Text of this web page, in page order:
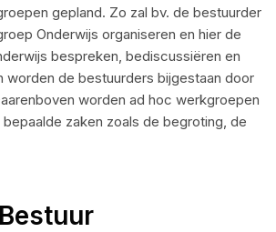
gepland. Zo zal bv. de bestuurder
Onderwijs organiseren en hier de
bespreken, bediscussiëren en
worden de bestuurders bijgestaan door
worden ad hoc werkgroepen
zaken zoals de begroting, de